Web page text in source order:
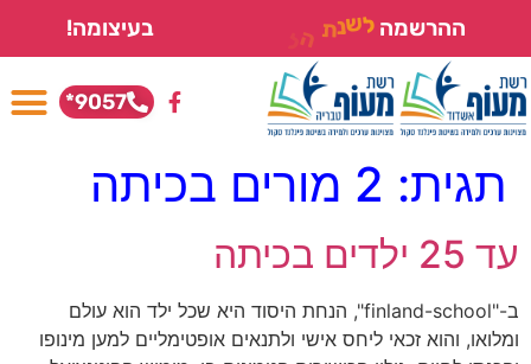
ההרשמה לשנת בעיצומה!
9057*
תגית: 2 מורים בכיתה
עד 25 ילדים בכיתה
ב-"finland-school", הנחת היסוד היא שכל ילד הוא עולם
ומלואו, והוא זכאי ליחס אישי ולתנאים אופטימליים למען מינופו